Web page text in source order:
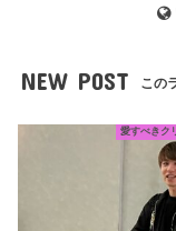
NEW POST この
愛すべきク